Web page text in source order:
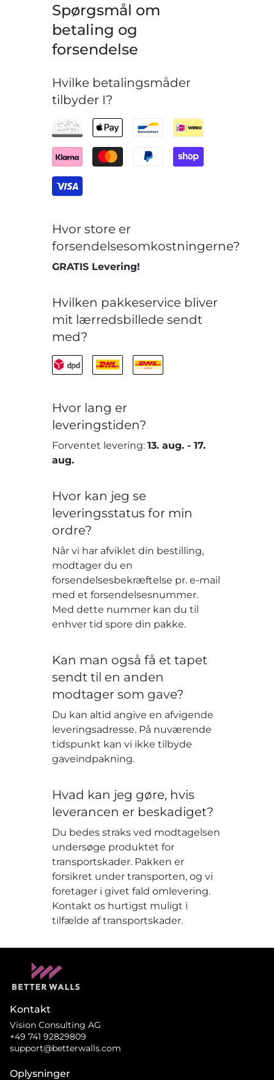
Spørgsmål om
betaling og
forsendelse
Hvilke betalingsmåder
tilbyder I?
Hvor store er
forsendelsesomkostningerne?
GRATIS Levering!
Hvilken pakkeservice bliver
mit lærredsbillede sendt
med?
Hvor lang er
leveringstiden?
Forventet levering:13. aug. -17.
aug.
Hvor kan jeg se
leveringsstatus for min
ordre?
Når vi har afviklet din bestilling,
modtager du en
forsendelsesbekræftelse pr. e-mail
med et forsendelsesnummer.
Med dette nummer kan du til
enhver tid spore din pakke.
Kan man også få et tapet
sendt til en anden
modtager som gave?
Du kan altid angive en afvigende
leveringsadresse. På nuværende
tidspunkt kan vi ikke tilbyde
gaveindpakning.
Hvad kan jeg gøre, hvis
leverancen er beskadiget?
Du bedes straks ved modtagelsen
undersøge produktet for
transportskader. Pakken er
forsikret under transporten, og vi
foretager i givet fald omlevering.
Kontakt os hurtigst muligt i
tilfælde af transportskader.
Kontakt
Vision Consulting AG
+49 741 92829809
support@betterwalls.com
Oplysninger